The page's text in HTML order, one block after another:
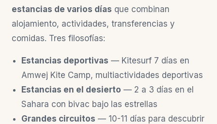
estancias de varios días que combinan
alojamiento, actividades, transferencias y
comidas. Tres filosofías:
Estancias deportivas — Kitesurf 7 días en
Amwej Kite Camp, multiactividades deportivas
Estancias en el desierto — 2 a 3 días en el
Sahara con bivac bajo las estrellas
Grandes circuitos — 10-11 días para descubrir